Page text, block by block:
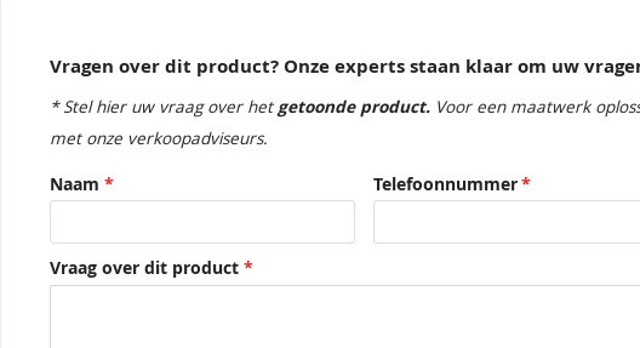
Vragen over dit product? Onze experts staan klaar om uw
* Stel hier uw vraag over het getoonde product. Voor een maatwerk
met onze verkoopadviseurs.
Naam Telefoonnummer
Vraag over dit product